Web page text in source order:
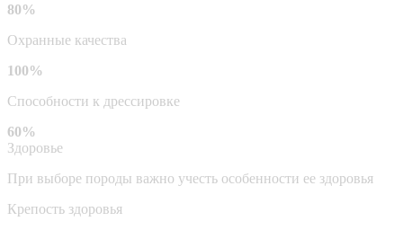
80%
Охранные качества
100%
Способности к дрессировке
60%
Здоровье
При выборе породы важно учесть особенности ее здоровья
Крепость здоровья